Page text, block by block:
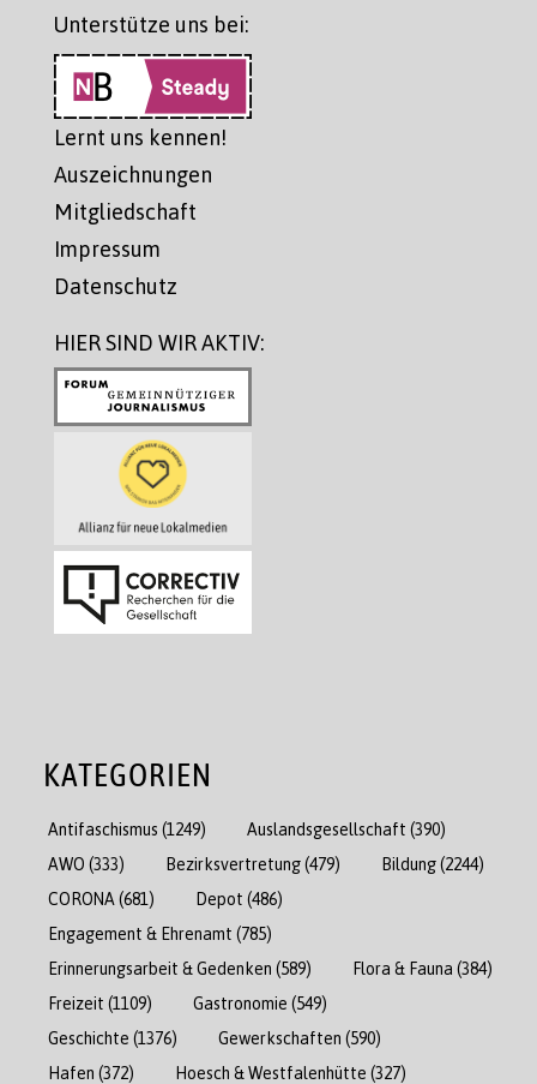
Unterstütze uns bei:
Lernt uns kennen!
Auszeichnungen
Mitgliedschaft
Impressum
Datenschutz
HIER SIND WIR AKTIV:
KATEGORIEN
Antifaschismus (1249) Auslandsgesellschaft (390)
AWO (333) Bezirksvertretung(479) Bildung(2244)
CORONA (681) Depot (486)
Engagement & Ehrenamt (785)
Erinnerungsarbeit & Gedenken (589) Flora & Fauna (384)
Freizeit (1109) Gastronomie (549)
Geschichte (1376) Gewerkschaften (590)
Hafen (372) Hoesch & Westfalenhütte (327)